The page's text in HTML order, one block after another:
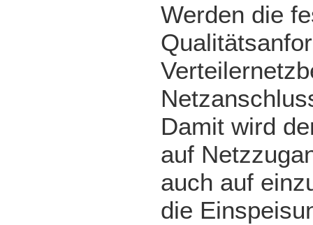
Werden die
Damit wird
auf
auch auf
die